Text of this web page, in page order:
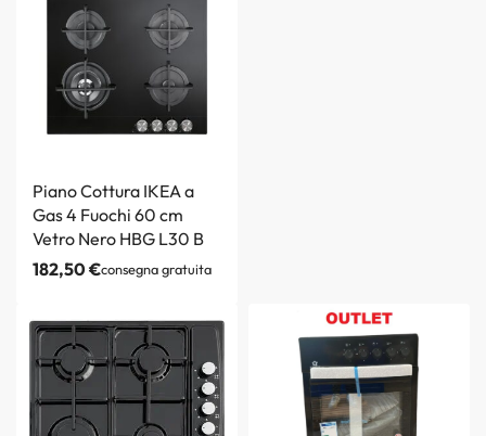
Piano Cottura IKEA a
Gas 4 Fuochi 60 cm
Vetro Nero HBG L30 B
182,50€consegna gratuita